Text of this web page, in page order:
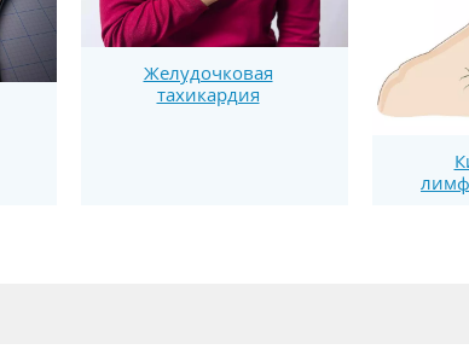
Желудочковая
тахикардия